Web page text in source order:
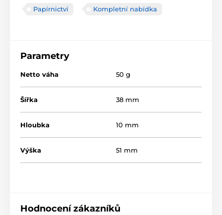
Papírnictví Kompletní nabídka
Parametry
Netto váha 50 g
Šířka 38 mm
Hloubka 10 mm
Výška 51 mm
Hodnocení zákazníků